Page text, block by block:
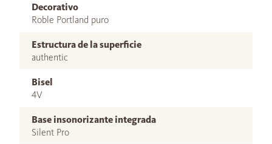
Decorativo
Roble Portland puro
Estructura de la superficie
authentic
Bisel
4V
Base insonorizante integrada
Silent Pro